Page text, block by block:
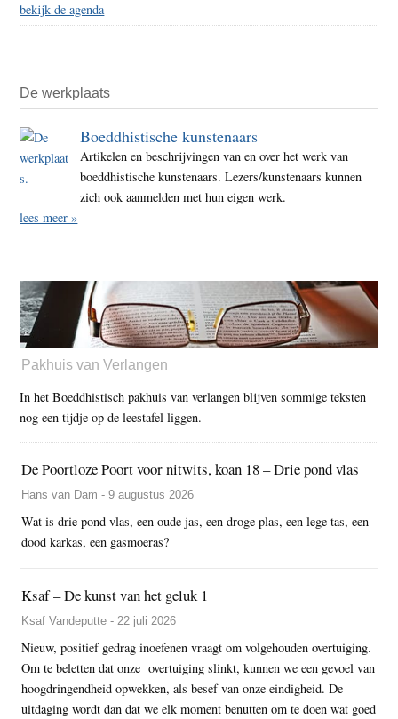
bekijk de agenda
De werkplaats
Boeddhistische kunstenaars
Artikelen en beschrijvingen van en over het werk van
boeddhistische kunstenaars. Lezers/kunstenaars kunnen
zich ook aanmelden met hun eigen werk.
lees meer »
Pakhuis van Verlangen
In het Boeddhistisch pakhuis van verlangen blijven sommige teksten
nog een tijdje op de leestafel liggen.
De Poortloze Poort voor nitwits, koan 18 – Drie pond vlas
Hans van Dam - 9 augustus 2026
Wat is drie pond vlas, een oude jas, een droge plas, een lege tas, een
dood karkas, een gasmoeras?
Ksaf – De kunst van het geluk 1
Ksaf Vandeputte - 22 juli 2026
Nieuw, positief gedrag inoefenen vraagt om volgehouden overtuiging.
Om te beletten dat onze overtuiging slinkt, kunnen we een gevoel van
hoogdringendheid opwekken, als besef van onze eindigheid. De
uitdaging wordt dan dat we elk moment benutten om te doen wat goed